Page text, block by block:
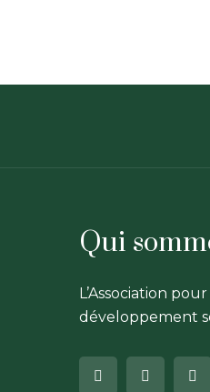
Qui
L’Association
développement